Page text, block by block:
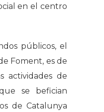
en el centro
públicos, el
Foment, es de
actividades de
se befician
de Catalunya